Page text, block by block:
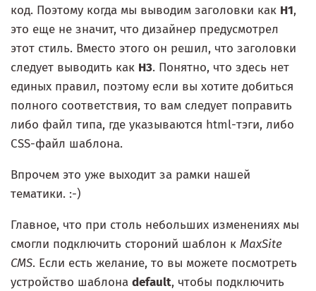
код. Поэтому когда мы выводим заголовки как H1,
это еще не значит, что дизайнер предусмотрел
этот стиль. Вместо этого он решил, что заголовки
следует выводить как H3. Понятно, что здесь нет
единых правил, поэтому если вы хотите добиться
полного соответствия, то вам следует поправить
либо файл типа, где указываются html-тэги, либо
CSS-файл шаблона.
Впрочем это уже выходит за рамки нашей
тематики. :-)
Главное, что при столь небольших изменениях мы
смогли подключить стороний шаблон к MaxSite
CMS. Если есть желание, то вы можете посмотреть
устройство шаблона default, чтобы подключить